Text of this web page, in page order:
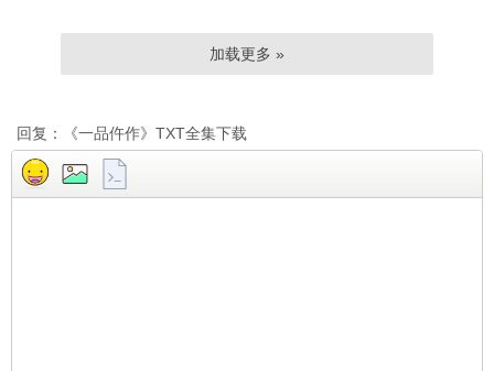
加载更多 »
回复：《一品仵作》TXT全集下载